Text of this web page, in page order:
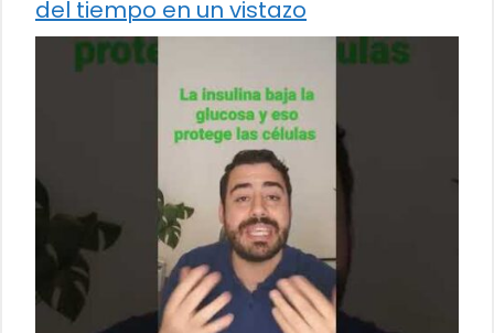
del tiempo en un vistazo